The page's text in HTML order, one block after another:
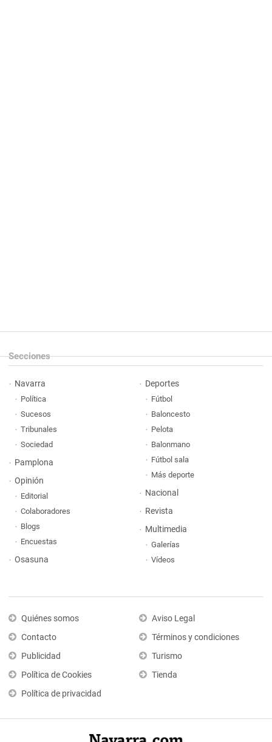
Secciones
Navarra
Política
Sucesos
Tribunales
Sociedad
Pamplona
Opinión
Editorial
Colaboradores
Blogs
Encuestas
Osasuna
Deportes
Fútbol
Baloncesto
Pelota
Balonmano
Fútbol sala
Más deporte
Nacional
Revista
Multimedia
Galerías
Vídeos
Quiénes somos
Contacto
Publicidad
Política de Cookies
Política de privacidad
Aviso Legal
Términos y condiciones
Turismo
Tienda